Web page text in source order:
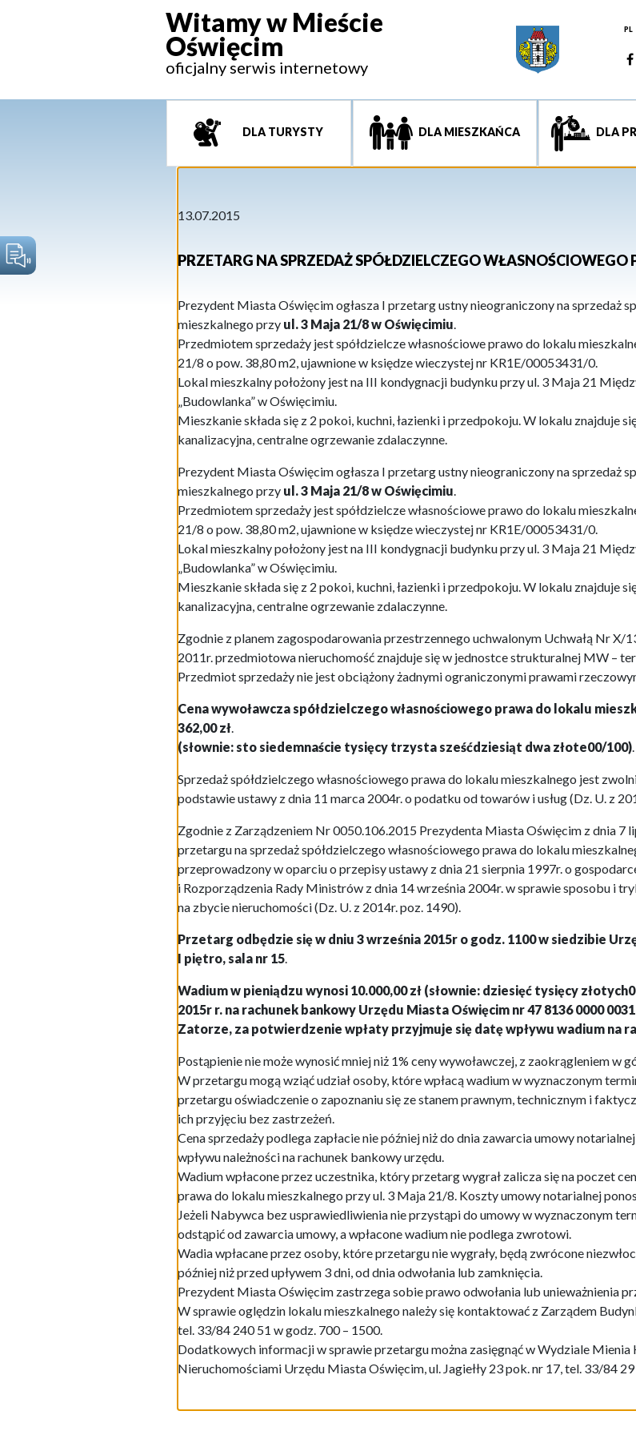
Witamy w Mieście
Oświęcim
oficjalny serwis internetowy
PL
DLA TURYSTY DLA MIESZKAŃCA DLA
13.07.2015
PRZETARG NA SPRZEDAŻ SPÓŁDZIELCZEGO
Prezydent Miasta Oświęcim ogłasza I przetarg ustny nieograniczony na sprzedaż
mieszkalnego przy ul. 3 Maja 21/8 w Oświęcimiu.
Przedmiotem sprzedaży jest spółdzielcze własnościowe prawo do lokalu
21/8 o pow. 38,80 m2, ujawnione w księdze wieczystej nr KR1E/00053431/0.
Lokal mieszkalny położony jest na III kondygnacji budynku przy ul. 3 Maja 21
„Budowlanka” w Oświęcimiu.
Mieszkanie składa się z 2 pokoi, kuchni, łazienki i przedpokoju. W lokalu znajduje
kanalizacyjna, centralne ogrzewanie zdalaczynne.
Prezydent Miasta Oświęcim ogłasza I przetarg ustny nieograniczony na sprzedaż
mieszkalnego przy ul. 3 Maja 21/8 w Oświęcimiu.
Przedmiotem sprzedaży jest spółdzielcze własnościowe prawo do lokalu
21/8 o pow. 38,80 m2, ujawnione w księdze wieczystej nr KR1E/00053431/0.
Lokal mieszkalny położony jest na III kondygnacji budynku przy ul. 3 Maja 21
„Budowlanka” w Oświęcimiu.
Mieszkanie składa się z 2 pokoi, kuchni, łazienki i przedpokoju. W lokalu znajduje
kanalizacyjna, centralne ogrzewanie zdalaczynne.
Zgodnie z planem zagospodarowania przestrzennego uchwalonym Uchwałą Nr
2011r. przedmiotowa nieruchomość znajduje się w jednostce strukturalnej MW –
Przedmiot sprzedaży nie jest obciążony żadnymi ograniczonymi prawami
Cena wywoławcza spółdzielczego własnościowego prawa do lokalu
362,00 zł.
(słownie: sto siedemnaście tysięcy trzysta sześćdziesiąt dwa złote00/100).
Sprzedaż spółdzielczego własnościowego prawa do lokalu mieszkalnego jest
podstawie ustawy z dnia 11 marca 2004r. o podatku od towarów i usług (Dz. U. z
Zgodnie z Zarządzeniem Nr 0050.106.2015 Prezydenta Miasta Oświęcim z dnia 7
przetargu na sprzedaż spółdzielczego własnościowego prawa do lokalu
przeprowadzony w oparciu o przepisy ustawy z dnia 21 sierpnia 1997r. o
i Rozporządzenia Rady Ministrów z dnia 14 września 2004r. w sprawie sposobu i
na zbycie nieruchomości (Dz. U. z 2014r. poz. 1490).
Przetarg odbędzie się w dniu 3 września 2015r o godz. 1100 w siedzibie
I piętro, sala nr 15.
Wadium w pieniądzu wynosi 10.000,00 zł (słownie: dziesięć tysięcy
2015r r. na rachunek bankowy Urzędu Miasta Oświęcim nr 47 8136 0000
Zatorze, za potwierdzenie wpłaty przyjmuje się datę wpływu wadium na
Postąpienie nie może wynosić mniej niż 1% ceny wywoławczej, z zaokrągleniem w
W przetargu mogą wziąć udział osoby, które wpłacą wadium w wyznaczonym
przetargu oświadczenie o zapoznaniu się ze stanem prawnym, technicznym i
ich przyjęciu bez zastrzeżeń.
Cena sprzedaży podlega zapłacie nie później niż do dnia zawarcia umowy
wpływu należności na rachunek bankowy urzędu.
Wadium wpłacone przez uczestnika, który przetarg wygrał zalicza się na poczet
prawa do lokalu mieszkalnego przy ul. 3 Maja 21/8. Koszty umowy notarialnej
Jeżeli Nabywca bez usprawiedliwienia nie przystąpi do umowy w wyznaczonym
odstąpić od zawarcia umowy, a wpłacone wadium nie podlega zwrotowi.
Wadia wpłacane przez osoby, które przetargu nie wygrały, będą zwrócone
później niż przed upływem 3 dni, od dnia odwołania lub zamknięcia.
Prezydent Miasta Oświęcim zastrzega sobie prawo odwołania lub unieważnienia
W sprawie oględzin lokalu mieszkalnego należy się kontaktować z Zarządem
tel. 33/84 240 51 w godz. 700 – 1500.
Dodatkowych informacji w sprawie przetargu można zasięgnąć w Wydziale
Nieruchomościami Urzędu Miasta Oświęcim, ul. Jagiełły 23 pok. nr 17, tel. 33/84